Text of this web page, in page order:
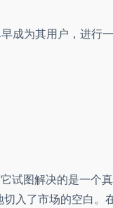
成为其用户，进行
试图解决的是一个
入了市场的空白。